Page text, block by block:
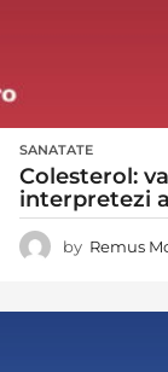
SANATATE
Colesterol:
interpretezi
by Remus